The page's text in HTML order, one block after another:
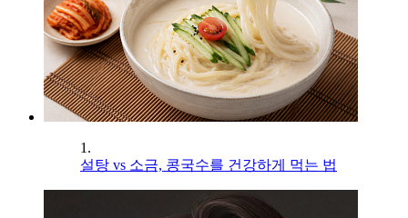
1.
설탕 vs 소금, 콩국수를 건강하게 먹는 법